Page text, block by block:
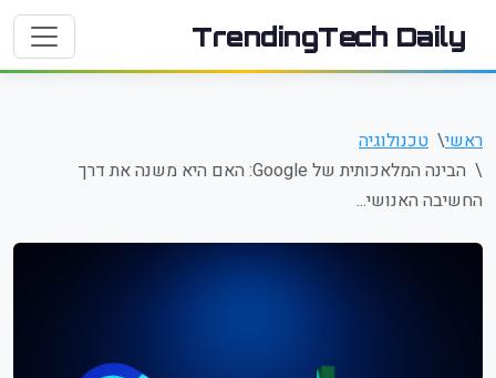
TrendingTech Daily
ראשי
טכנולוגיה
הבינה המלאכותית של Google: האם היא משנה את דרך
החשיבה האנושי...